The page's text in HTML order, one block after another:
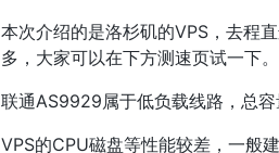
本次介绍的是洛杉矶的VPS，去程
多，大家可以在下方测速页试一下。
联通AS9929属于低负载线路，总
VPS的CPU磁盘等性能较差，一般